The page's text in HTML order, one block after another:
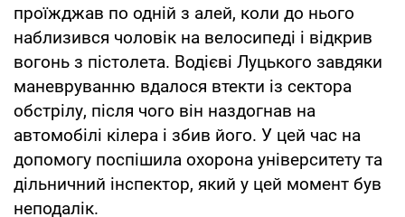
проїжджав по одній з алей, коли до нього
наблизився чоловік на велосипеді і відкрив
вогонь з пістолета. Водієві Луцького завдяки
маневруванню вдалося втекти із сектора
обстрілу, після чого він наздогнав на
автомобілі кілера і збив його. У цей час на
допомогу поспішила охорона університету та
дільничний інспектор, який у цей момент був
неподалік.